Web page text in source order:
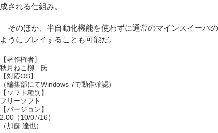
成される仕組み。
そのほか、半自動化機能を使わずに通常のマインスイーパの
ようにプレイすることも可能だ。
【著作権者】
秋月ねこ柳 氏
【対応OS】
（編集部にてWindows 7で動作確認）
【ソフト種別】
フリーソフト
【バージョン】
2.00（10/07/16）
（加藤 達也）